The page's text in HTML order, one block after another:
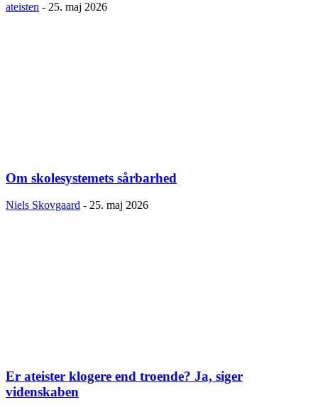
ateisten - 25. maj 2026
Om skolesystemets sårbarhed
Niels Skovgaard - 25. maj 2026
Er ateister klogere end troende? Ja, siger
videnskaben